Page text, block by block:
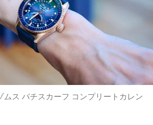
ムス バチスカーフ コンプリートカレン